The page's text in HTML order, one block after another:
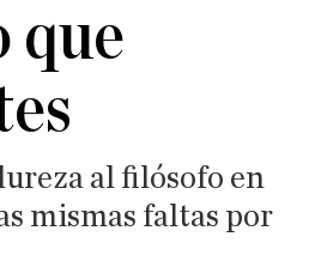
que
al filósofo en
mismas faltas por